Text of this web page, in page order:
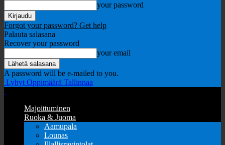
your password
Forgot your password? Get help
Palauta salasana
Recover your password
your email
A password will be e-mailed to you.
Lyhyt Oppimäärä Tallinnaa
Majoittuminen
Ruoka & Juoma
Aamupala
Lounas